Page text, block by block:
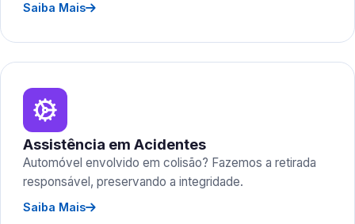
Saiba Mais
Assistência em Acidentes
Automóvel envolvido em colisão? Fazemos a retirada
responsável, preservando a integridade.
Saiba Mais